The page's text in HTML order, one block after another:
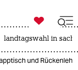

taz zahl ich
landtagswahl in
und